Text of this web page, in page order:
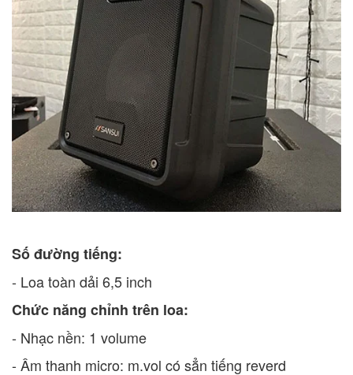
Số đường tiếng:
- Loa toàn dải 6,5 inch
Chức năng chỉnh trên loa:
- Nhạc nền: 1 volume
- Âm thanh micro: m.vol có sẳn tiếng reverd